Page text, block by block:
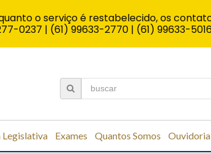
Legislativa Exames Quantos Somos Ouvidoria
o serviço é restabelecido, os
0237 | (61) 99633-2770 | (61) 99633-